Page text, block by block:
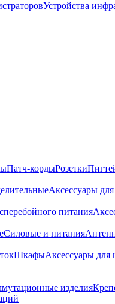
Устройства
Патч-кордыРозетки
Аксессуары для
питания
Силовые и питания
ШкафыАксессуары для
изделия